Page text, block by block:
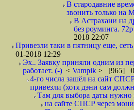
В стародавние
звонить только на
В Астрахани на
без роуминга.
2018 22:07
Привезли таки в пятницу еще,
01-2018 12:29
Эх.. Заявку приняли одним из
работает. (-) < Vampik > [965]
4-го числа зашёл на сайт
привезли (хотя дэни сам
Там для выбора даты нужно
на сайте СПСР через